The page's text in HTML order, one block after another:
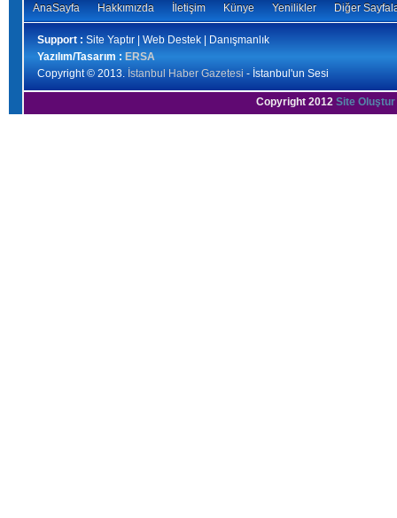
AnaSayfa Hakkımızda İletişim Künye Yenilikler Diğer
Support : Site Yaptır | Web Destek | Danışmanlık
Yazılım/Tasarım : ERSA
Copyright © 2013. İstanbul Haber Gazetesi - İstanbul'un Sesi
Copyright 2012 Site Oluştur